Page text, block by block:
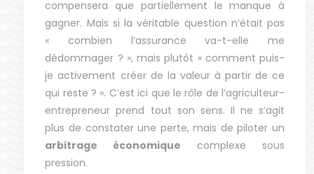
compensera que partiellement le manque à
gagner. Mais si la véritable question n’était pas
« combien l’assurance va-t-elle me
dédommager ? », mais plutôt « comment puis-
je activement créer de la valeur à partir de ce
qui reste ? ». C’est ici que le rôle de l’agriculteur-
entrepreneur prend tout son sens. Il ne s’agit
plus de constater une perte, mais de piloter un
arbitrage économique complexe sous
pression.